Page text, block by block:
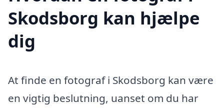
Skodsborg kan hjælpe
dig
At finde en fotograf i Skodsborg kan være
en vigtig beslutning, uanset om du har